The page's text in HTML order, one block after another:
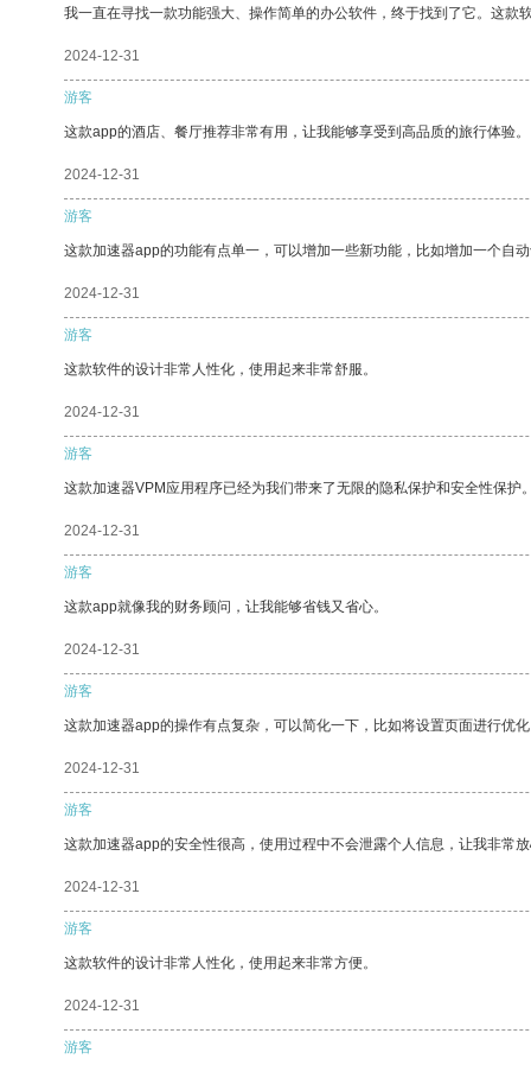
我一直在寻找一款功能强大、操作简单的办公软件，终于找到了它。这
2024-12-31
游客
这款app的酒店、餐厅推荐非常有用，让我能够享受到高品质的旅行体验。
2024-12-31
游客
这款加速器app的功能有点单一，可以增加一些新功能，比如增加一个自
2024-12-31
游客
这款软件的设计非常人性化，使用起来非常舒服。
2024-12-31
游客
这款加速器VPM应用程序已经为我们带来了无限的隐私保护和安全性保护
2024-12-31
游客
这款app就像我的财务顾问，让我能够省钱又省心。
2024-12-31
游客
这款加速器app的操作有点复杂，可以简化一下，比如将设置页面进行优
2024-12-31
游客
这款加速器app的安全性很高，使用过程中不会泄露个人信息，让我非常
2024-12-31
游客
这款软件的设计非常人性化，使用起来非常方便。
2024-12-31
游客